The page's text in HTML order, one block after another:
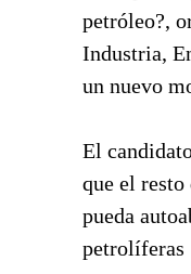
petróleo?,
Industria,
un nuevo
El
que el
pueda
petrolíferas